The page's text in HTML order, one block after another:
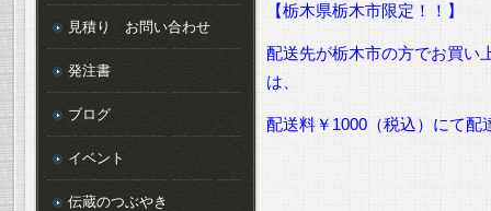
【栃木県栃木市限定！！】
配送先が栃木市の方でお買い
は、
配送料￥1000（税込）にて配
見積り お問い合わせ
発注書
ブログ
イベント
伝蔵のつぶやき